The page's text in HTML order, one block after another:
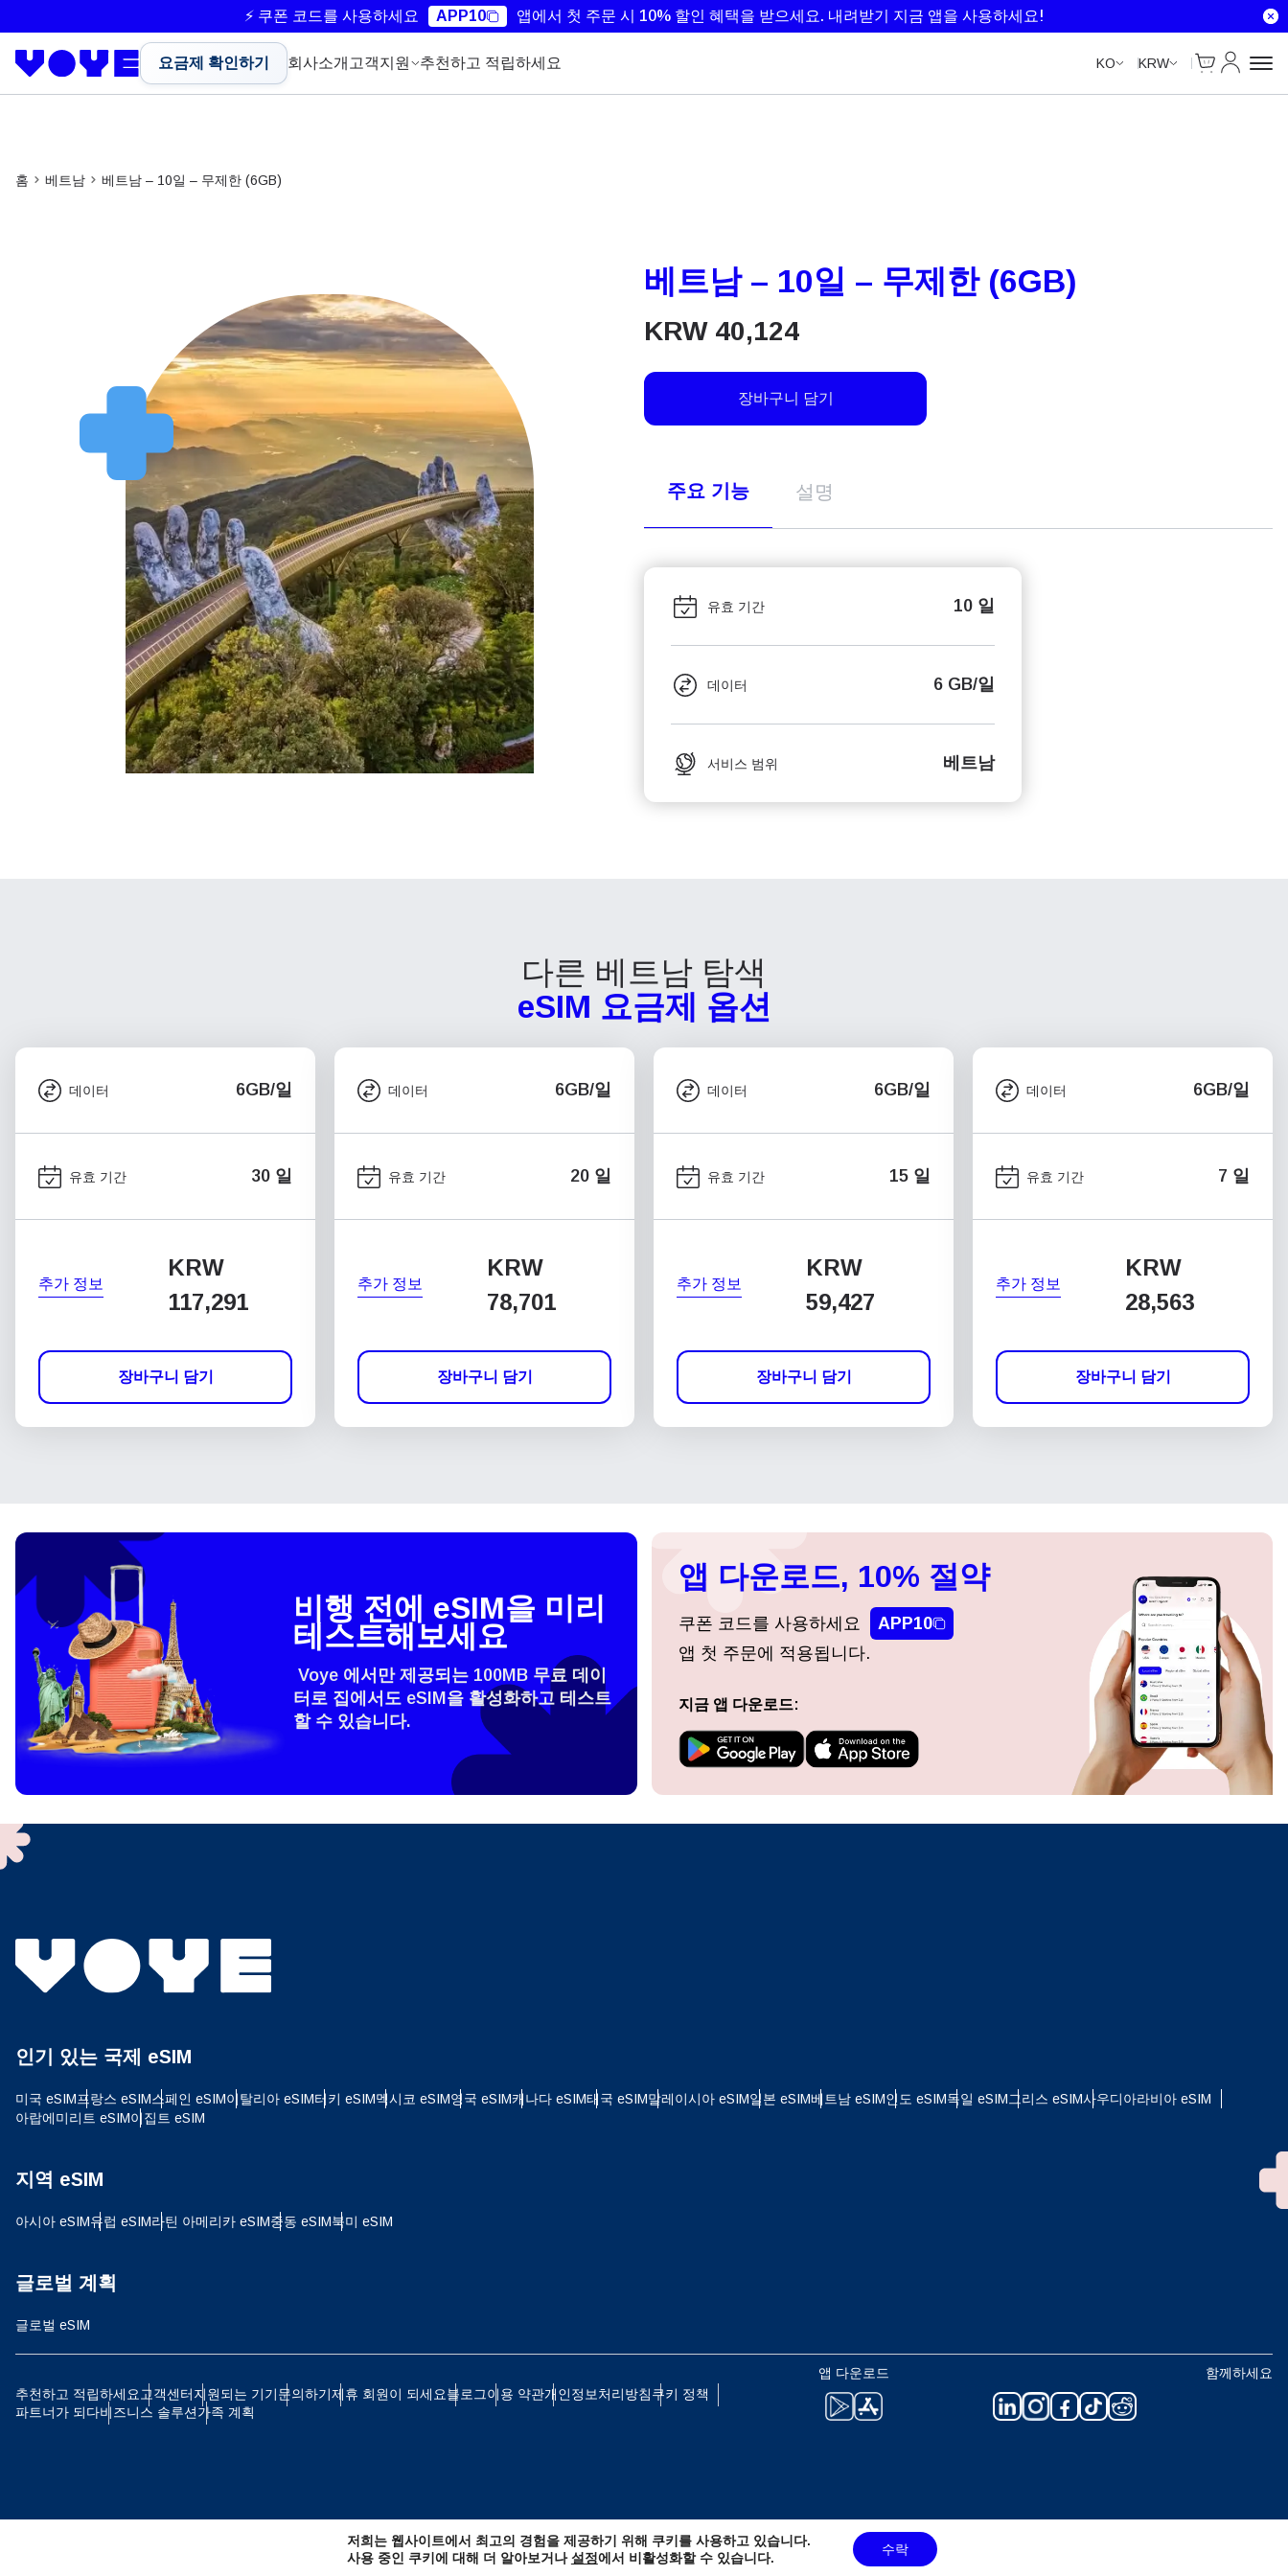
⚡ 쿠폰 코드를 사용하세요 APP10 앱에서 첫 주문 시 10% 할인 혜택을 받으세요. 내려받기 지금 앱을 사용하세요!
요금제 확인하기 회사소개 고객지원 추천하고 적립하세요 KO KRW
Cart
내 계정
홈 베트남 베트남 – 10일 – 무제한 (6GB)
베트남 – 10일 – 무제한 (6GB)
KRW40,124
장바구니 담기
주요 기능 설명
유효 기간 10 일
데이터 6 GB/일
서비스 범위 베트남
다른 베트남 탐색
eSIM 요금제 옵션
데이터 6GB/일
유효 기간 30 일
추가 정보
KRW
117,291
장바구니 담기
데이터 6GB/일
유효 기간 20 일
추가 정보
KRW
78,701
장바구니 담기
데이터 6GB/일
유효 기간 15 일
추가 정보
KRW
59,427
장바구니 담기
데이터 6GB/일
유효 기간 7 일
추가 정보
KRW
28,563
장바구니 담기
How do I get my eSim?
To get your eSIM, start by checking if your device supports eSIM
technology. Then, contact your mobile carrier to request an eSIM activation.
or enter in your device settings. Once activated, you can enjoy the benefits
비행 전에 eSIM을 미리
테스트해보세요
Voye 에서만 제공되는 100MB 무료 데이
터로 집에서도 eSIM을 활성화하고 테스트
할 수 있습니다.
앱 다운로드, 10% 절약
쿠폰 코드를 사용하세요
APP10
앱 첫 주문에 적용됩니다.
지금 앱 다운로드:
인기 있는 국제 eSIM
미국 eSIM프랑스 eSIM스페인 eSIM이탈리아 eSIM터키 eSIM멕시코 eSIM영국 eSIM캐나다 eSIM태국 eSIM말레이시아 eSIM일본 eSIM베트남 eSIM인도 eSIM독일 eSIM그리스 eSIM사우디아라비아 eSIM
아랍에미리트 eSIM이집트 eSIM
지역 eSIM
아시아 eSIM유럽 ​​eSIM라틴 아메리카 eSIM중동 eSIM북미 eSIM
글로벌 계획
글로벌 eSIM
추천하고 적립하세요고객센터지원되는 기기문의하기제휴 회원이 되세요블로그이용 약관개인정보처리방침쿠키 정책
파트너가 되다비즈니스 솔루션가족 계획
앱 다운로드 함께하세요
언어 선택:
CHF - 스위스 프랑 NZD - 뉴질랜드 달러
로그인 또는 회원가입
계정을 계속 이용하거나 몇 초 만에 새로 만드세요.
저희는 웹사이트에서 최고의 경험을 제공하기 위해 쿠키를 사용하고 있습니다.
사용 중인 쿠키에 대해 더 알아보거나설정에서 비활성화할 수 있습니다.
수락